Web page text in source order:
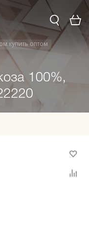
купить оптом
100%,